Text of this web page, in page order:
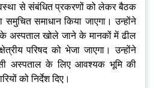
से संबंधित प्रकरणों को लेकर बैठक
समाधान किया जाएगा। उन्होंने
अस्पताल खोले जाने के मानकों में ढील
परिषद को भेजा जाएगा। उन्होंने
अस्पताल के लिए आवश्यक भूमि की
को निर्देश दिए।